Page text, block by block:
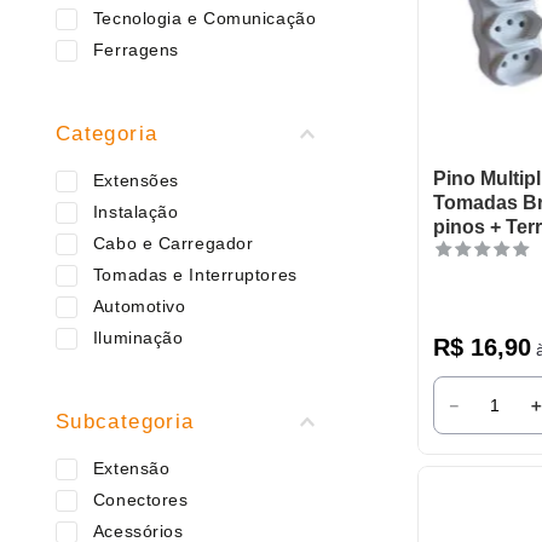
Tecnologia e Comunicação
Ferragens
Categoria
Extensões
Instalação
Cabo e Carregador
Tomadas e Interruptores
Automotivo
Iluminação
Subcategoria
Extensão
Conectores
Acessórios
Pino
Tomadas
pinos +
R$ 16,90
－